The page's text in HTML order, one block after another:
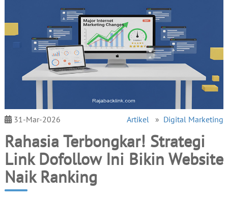
31-Mar-2026 Artikel » Digital Marketing
Rahasia Terbongkar! Strategi
Link Dofollow Ini Bikin Website
Naik Ranking